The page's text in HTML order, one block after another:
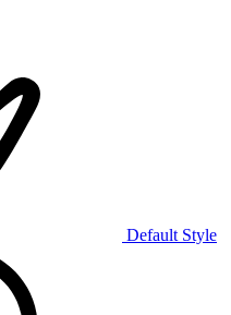
Default Style